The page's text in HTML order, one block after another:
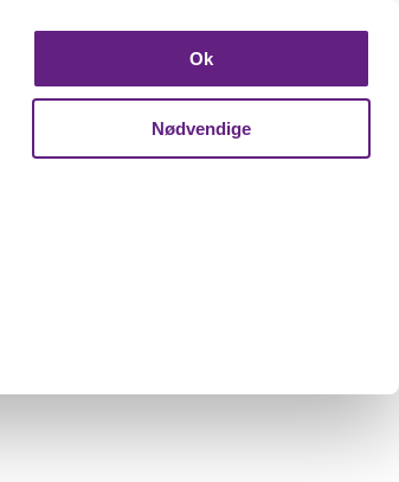
Ok
Nødvendige